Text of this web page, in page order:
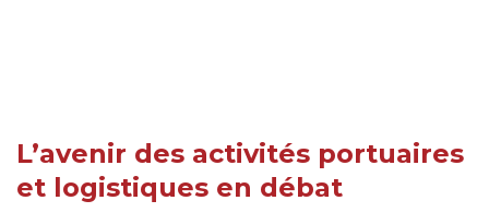
L’avenir des activités portuaires
et logistiques en débat